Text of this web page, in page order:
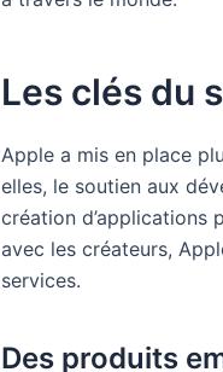
Les clés du
Apple a mis en place
elles, le soutien aux
création d’applications
avec les créateurs,
services.
Des produits